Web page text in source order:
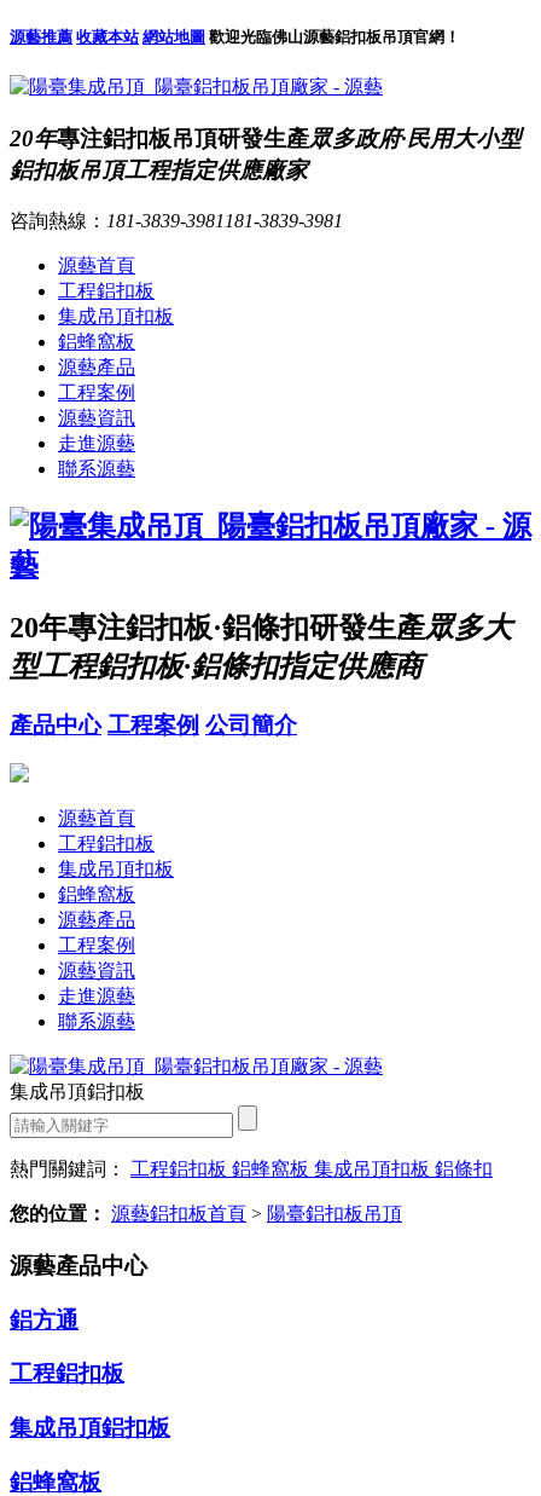
源藝推薦 收藏本站 網站地圖 歡迎光臨佛山源藝鋁扣板吊頂官網！
20年專注鋁扣板吊頂研發生產眾多政府·民用大小型
鋁扣板吊頂工程指定供應廠家
咨詢熱線： 181-3839-3981 181-3839-3981
源藝首頁
工程鋁扣板
集成吊頂扣板
鋁蜂窩板
源藝產品
工程案例
源藝資訊
走進源藝
聯系源藝
20年專注鋁扣板·鋁條扣研發生產眾多大
型工程鋁扣板·鋁條扣指定供應商
產品中心 工程案例 公司簡介
源藝首頁
工程鋁扣板
集成吊頂扣板
鋁蜂窩板
源藝產品
工程案例
源藝資訊
走進源藝
聯系源藝
集成吊頂鋁扣板
熱門關鍵詞： 工程鋁扣板 鋁蜂窩板 集成吊頂扣板 鋁條扣
您的位置： 源藝鋁扣板首頁 > 陽臺鋁扣板吊頂
源藝產品中心
鋁方通
工程鋁扣板
集成吊頂鋁扣板
鋁蜂窩板